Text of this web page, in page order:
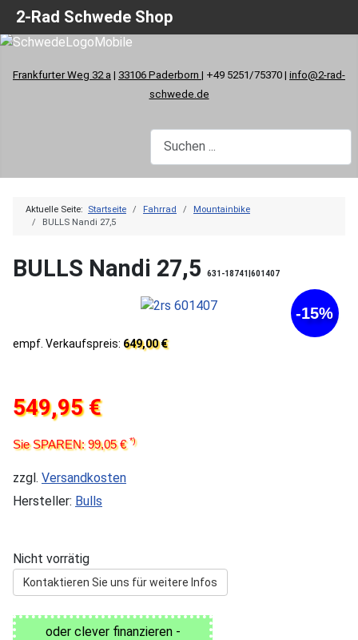
Frankfurter Weg 32 a | 33106 Paderborn | +49 5251/75370 | info@2-rad-
schwede.de
Aktuelle Seite: Startseite Fahrrad
Mountainbike
BULLS Nandi 27,5
BULLS Nandi 27,5 631-18741|601407
-15%
empf. Verkaufspreis: 649,00 €
549,95 €
Sie SPAREN: 99,05 €*)
zzgl. Versandkosten
Hersteller: Bulls
Nicht vorrätig
Kontaktieren Sie uns für weitere Infos
oder clever finanzieren -
2-Rad Schwede Shop